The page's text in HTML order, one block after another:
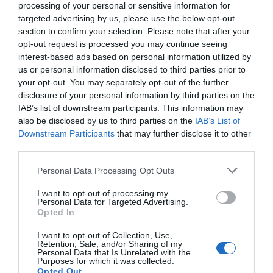
processing of your personal or sensitive information for
targeted advertising by us, please use the below opt-out
section to confirm your selection. Please note that after your
opt-out request is processed you may continue seeing
interest-based ads based on personal information utilized by
us or personal information disclosed to third parties prior to
your opt-out. You may separately opt-out of the further
disclosure of your personal information by third parties on the
IAB’s list of downstream participants. This information may
also be disclosed by us to third parties on the IAB’s List of
Downstream Participants that may further disclose it to other
Personal Data Processing Opt Outs
I want to opt-out of processing my
Personal Data for Targeted Advertising.
Opted In
I want to opt-out of Collection, Use,
Retention, Sale, and/or Sharing of my
Personal Data that Is Unrelated with the
Purposes for which it was collected.